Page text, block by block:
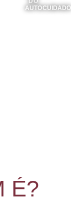
AUTOCUIDADO
É?